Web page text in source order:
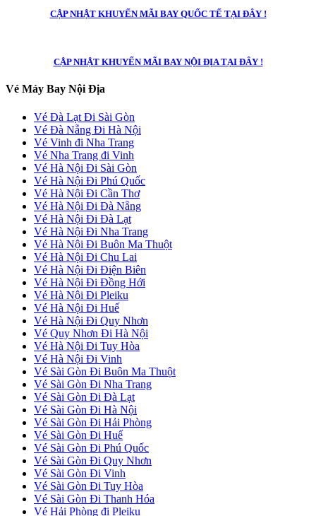
CẬP NHẬT KHUYẾN MÃI BAY QUỐC TẾ TẠI ĐÂY !
CẬP NHẬT KHUYẾN MÃI BAY NỘI ĐỊA TẠI ĐÂY !
Vé Máy Bay Nội Địa
Vé Đà Lạt Đi Sài Gòn
Vé Đà Nẵng Đi Hà Nội
Vé Vinh đi Nha Trang
Vé Nha Trang đi Vinh
Vé Hà Nội Đi Sài Gòn
Vé Hà Nội Đi Phú Quốc
Vé Hà Nội Đi Cần Thơ
Vé Hà Nội Đi Đà Nẵng
Vé Hà Nội Đi Đà Lạt
Vé Hà Nội Đi Nha Trang
Vé Hà Nội Đi Buôn Ma Thuột
Vé Hà Nội Đi Chu Lai
Vé Hà Nội Đi Điện Biên
Vé Hà Nội Đi Đồng Hới
Vé Hà Nội Đi Pleiku
Vé Hà Nội Đi Huế
Vé Hà Nội Đi Quy Nhơn
Vé Quy Nhơn Đi Hà Nội
Vé Hà Nội Đi Tuy Hòa
Vé Hà Nội Đi Vinh
Vé Sài Gòn Đi Buôn Ma Thuột
Vé Sài Gòn Đi Nha Trang
Vé Sài Gòn Đi Đà Lạt
Vé Sài Gòn Đi Hà Nội
Vé Sài Gòn Đi Hải Phòng
Vé Sài Gòn Đi Huế
Vé Sài Gòn Đi Phú Quốc
Vé Sài Gòn Đi Quy Nhơn
Vé Sài Gòn Đi Vinh
Vé Sài Gòn Đi Tuy Hòa
Vé Sài Gòn Đi Thanh Hóa
Vé Hải Phòng đi Pleiku